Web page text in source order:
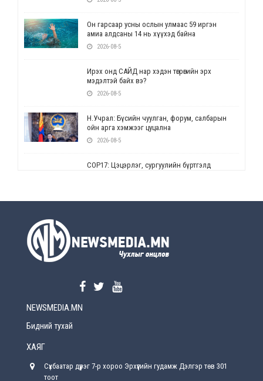
Он гарсаар усны ослын улмаас 59 иргэн
амиа алдсаны 14 нь хүүхэд байна
2026-08-5
Ирэх онд САЙД нар хэдэн төгрөгийн эрх
мэдэлтэй байх вэ?
2026-08-5
Н.Учрал: Бүсийн чуулган, форум, салбарын
ойн арга хэмжээг цуцална
2026-08-5
СОР17: Цэцэрлэг, сургуулийн бүртгэлд
2026-08-5
2026-08-5
хүрсэн өгөөжөөрөө ажлаа үнэлж, хэрэгжилтээ
NEWSMEDIA.MN
Бидний тухай
ХАЯГ
Сүхбаатар дүүрэг 7-р хороо Эрхүүгийн гудамж Дэлгэр төв 301
тоот